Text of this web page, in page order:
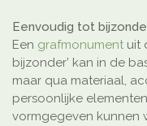
Eenvoudig tot
Een grafmonument uit
bijzonder’ kan in de
maar qua materiaal,
persoonlijke
vormgegeven kunnen